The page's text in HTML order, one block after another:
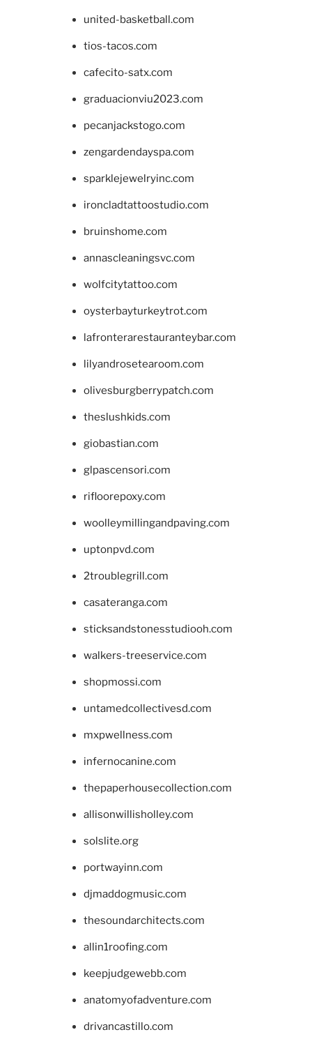
united-basketball.com
tios-tacos.com
cafecito-satx.com
graduacionviu2023.com
pecanjackstogo.com
zengardendayspa.com
sparklejewelryinc.com
ironcladtattoostudio.com
bruinshome.com
annascleaningsvc.com
wolfcitytattoo.com
oysterbayturkeytrot.com
lafronterarestauranteybar.com
lilyandrosetearoom.com
olivesburgberrypatch.com
theslushkids.com
giobastian.com
glpascensori.com
rifloorepoxy.com
woolleymillingandpaving.com
uptonpvd.com
2troublegrill.com
casateranga.com
sticksandstonesstudiooh.com
walkers-treeservice.com
shopmossi.com
untamedcollectivesd.com
mxpwellness.com
infernocanine.com
thepaperhousecollection.com
allisonwillisholley.com
solslite.org
portwayinn.com
djmaddogmusic.com
thesoundarchitects.com
allin1roofing.com
keepjudgewebb.com
anatomyofadventure.com
drivancastillo.com